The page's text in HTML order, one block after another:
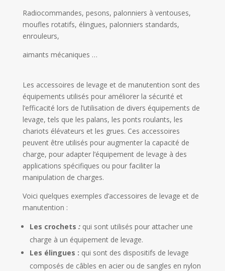
Radiocommandes, pesons, palonniers à ventouses,
moufles rotatifs, élingues, palonniers standards,
enrouleurs,
aimants mécaniques …
Les accessoires de levage et de manutention sont des
équipements utilisés pour améliorer la sécurité et
l’efficacité lors de l’utilisation de divers équipements de
levage, tels que les palans, les ponts roulants, les
chariots élévateurs et les grues. Ces accessoires
peuvent être utilisés pour augmenter la capacité de
charge, pour adapter l’équipement de levage à des
applications spécifiques ou pour faciliter la
manipulation de charges.
Voici quelques exemples d’accessoires de levage et de
manutention :
Les crochets :qui sont utilisés pour attacher une
charge à un équipement de levage.
Les élingues : qui sont des dispositifs de levage
composés de câbles en acier ou de sangles en nylon